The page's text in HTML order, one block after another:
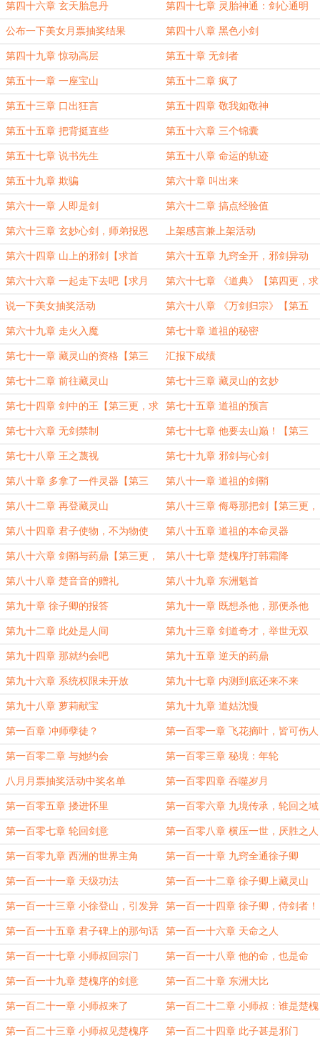
第四十六章 玄天胎息丹 第四十七章 灵胎神通：剑心通明
公布一下美女月票抽奖结果 第四十八章 黑色小剑
第四十九章 惊动高层 第五十章 无剑者
第五十一章 一座宝山 第五十二章 疯了
第五十三章 口出狂言 第五十四章 敬我如敬神
第五十五章 把背挺直些 第五十六章 三个锦囊
第五十七章 说书先生 第五十八章 命运的轨迹
第五十九章 欺骗 第六十章 叫出来
第六十一章 人即是剑 第六十二章 搞点经验值
第六十三章 玄妙心剑，师弟报恩 上架感言兼上架活动
第六十四章 山上的邪剑【求首
订！】
第六十五章 九窍全开，邪剑异动
【求首订！】
第六十六章 一起走下去吧【求月
票！】
第六十七章 《道典》【第四更，求
月票！】
说一下美女抽奖活动 第六十八章 《万剑归宗》【第五
更，求月票！】
第六十九章 走火入魔 第七十章 道祖的秘密
第七十一章 藏灵山的资格【第三
更，求月票！】
汇报下成绩
第七十二章 前往藏灵山 第七十三章 藏灵山的玄妙
第七十四章 剑中的王【第三更，求
月票！】
第七十五章 道祖的预言
第七十六章 无剑禁制 第七十七章 他要去山巅！【第三
更，求月票！】
第七十八章 王之蔑视 第七十九章 邪剑与心剑
第八十章 多拿了一件灵器【第三
更，求月票！】
第八十一章 道祖的剑鞘
第八十二章 再登藏灵山 第八十三章 侮辱那把剑【第三更，
求月票！】
第八十四章 君子使物，不为物使 第八十五章 道祖的本命灵器
第八十六章 剑鞘与药鼎【第三更，
求月票！】
第八十七章 楚槐序打韩霜降
第八十八章 楚音音的赠礼 第八十九章 东洲魁首
第九十章 徐子卿的报答 第九十一章 既想杀他，那便杀他
第九十二章 此处是人间 第九十三章 剑道奇才，举世无双
第九十四章 那就约会吧 第九十五章 逆天的药鼎
第九十六章 系统权限未开放 第九十七章 内测到底还来不来
第九十八章 萝莉献宝 第九十九章 道姑沈慢
第一百章 冲师孽徒？ 第一百零一章 飞花摘叶，皆可伤人
第一百零二章 与她约会 第一百零三章 秘境：年轮
八月月票抽奖活动中奖名单 第一百零四章 吞噬岁月
第一百零五章 搂进怀里 第一百零六章 九境传承，轮回之域
第一百零七章 轮回剑意 第一百零八章 横压一世，厌胜之人
第一百零九章 西洲的世界主角 第一百一十章 九窍全通徐子卿
第一百一十一章 天级功法 第一百一十二章 徐子卿上藏灵山
第一百一十三章 小徐登山，引发异
动
第一百一十四章 徐子卿，侍剑者！
第一百一十五章 君子碑上的那句话 第一百一十六章 天命之人
第一百一十七章 小师叔回宗门 第一百一十八章 他的命，也是命
第一百一十九章 楚槐序的剑意 第一百二十章 东洲大比
第一百二十一章 小师叔来了 第一百二十二章 小师叔：谁是楚槐
序？
第一百二十三章 小师叔见楚槐序 第一百二十四章 此子甚是邪门